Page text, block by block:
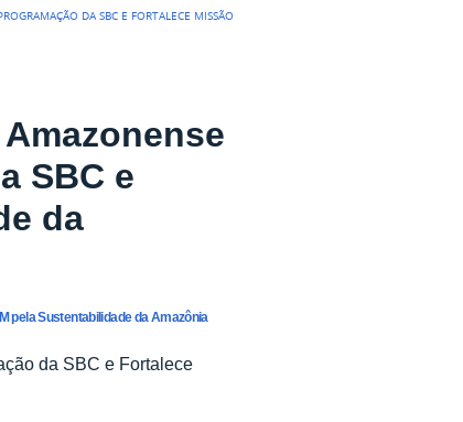
DA SBC E FORTALECE MISSÃO
SBC e
da
pela Sustentabilidade da Amazônia
da SBC e Fortalece